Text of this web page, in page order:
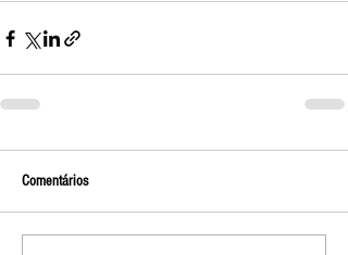
Comentários